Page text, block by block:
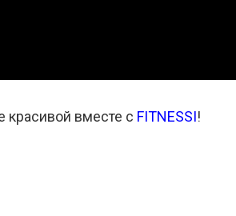
красивой вместе с FITNESSI!